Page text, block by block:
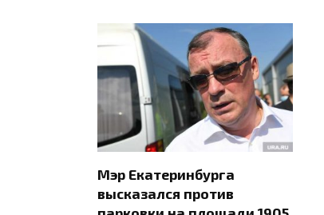
Мэр Екатеринбурга
высказался против